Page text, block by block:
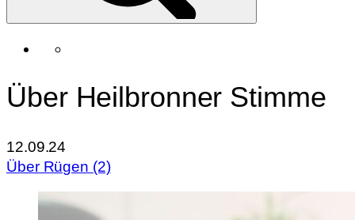
Über Heilbronner Stimme
12.09.24
Über Rügen (2)